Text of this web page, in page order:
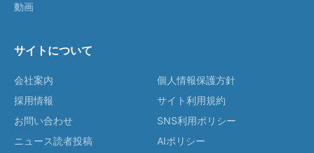
動画
サイトについて
会社案内
採用情報
お問い合わせ
ニュース読者投稿
個人情報保護方針
サイト利用規約
SNS利用ポリシー
AIポリシー